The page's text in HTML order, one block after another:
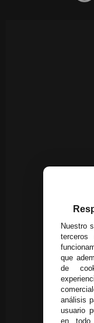
Nuestro
que
de
análisis
usuario
en todo